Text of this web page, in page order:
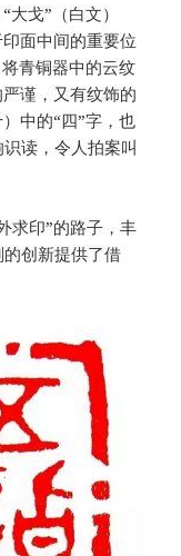
戈”（白文）
面中间的重要位
青铜器中的云纹
谨，又有纹饰的
中的“四”字，也
读，令人拍案叫
求印”的路子，丰
创新提供了借